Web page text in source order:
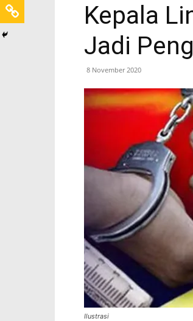
Kepala
Jadi
8 November 2020
Ilustrasi